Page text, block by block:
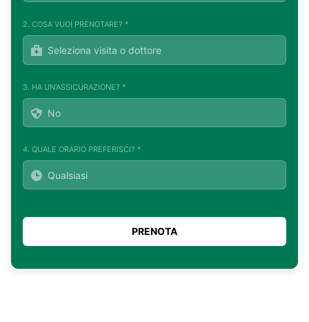
2. COSA VUOI PRENOTARE? *
3. HA UN'ASSICURAZIONE? *
4. QUALE ORARIO PREFERISCI? *